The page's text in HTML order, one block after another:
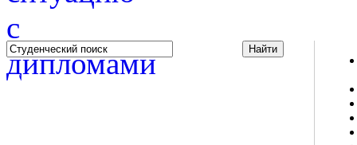
Studportal.net.ua - неофициальный студенческий сайт